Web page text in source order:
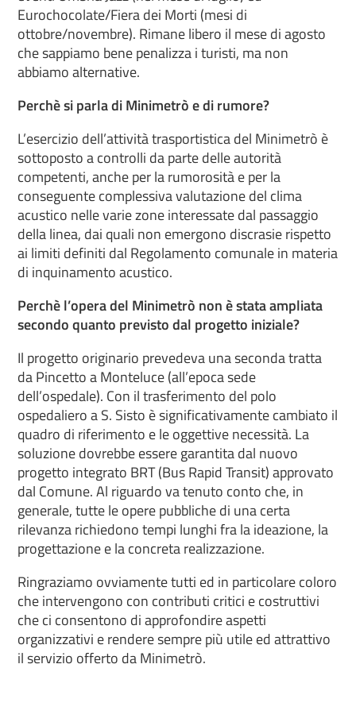
Eurochocolate/Fiera dei Morti (mesi di
ottobre/novembre). Rimane libero il mese di agosto
che sappiamo bene penalizza i turisti, ma non
abbiamo alternative.
Perchè si parla di Minimetrò e di rumore?
L’esercizio dell’attività trasportistica del Minimetrò è
sottoposto a controlli da parte delle autorità
competenti, anche per la rumorosità e per la
conseguente complessiva valutazione del clima
acustico nelle varie zone interessate dal passaggio
della linea, dai quali non emergono discrasie rispetto
ai limiti definiti dal Regolamento comunale in materia
di inquinamento acustico.
Perchè l’opera del Minimetrò non è stata ampliata
secondo quanto previsto dal progetto iniziale?
Il progetto originario prevedeva una seconda tratta
da Pincetto a Monteluce (all’epoca sede
dell’ospedale). Con il trasferimento del polo
ospedaliero a S. Sisto è significativamente cambiato il
quadro di riferimento e le oggettive necessità. La
soluzione dovrebbe essere garantita dal nuovo
progetto integrato BRT (Bus Rapid Transit) approvato
dal Comune. Al riguardo va tenuto conto che, in
generale, tutte le opere pubbliche di una certa
rilevanza richiedono tempi lunghi fra la ideazione, la
progettazione e la concreta realizzazione.
Ringraziamo ovviamente tutti ed in particolare coloro
che intervengono con contributi critici e costruttivi
che ci consentono di approfondire aspetti
organizzativi e rendere sempre più utile ed attrattivo
il servizio offerto da Minimetrò.